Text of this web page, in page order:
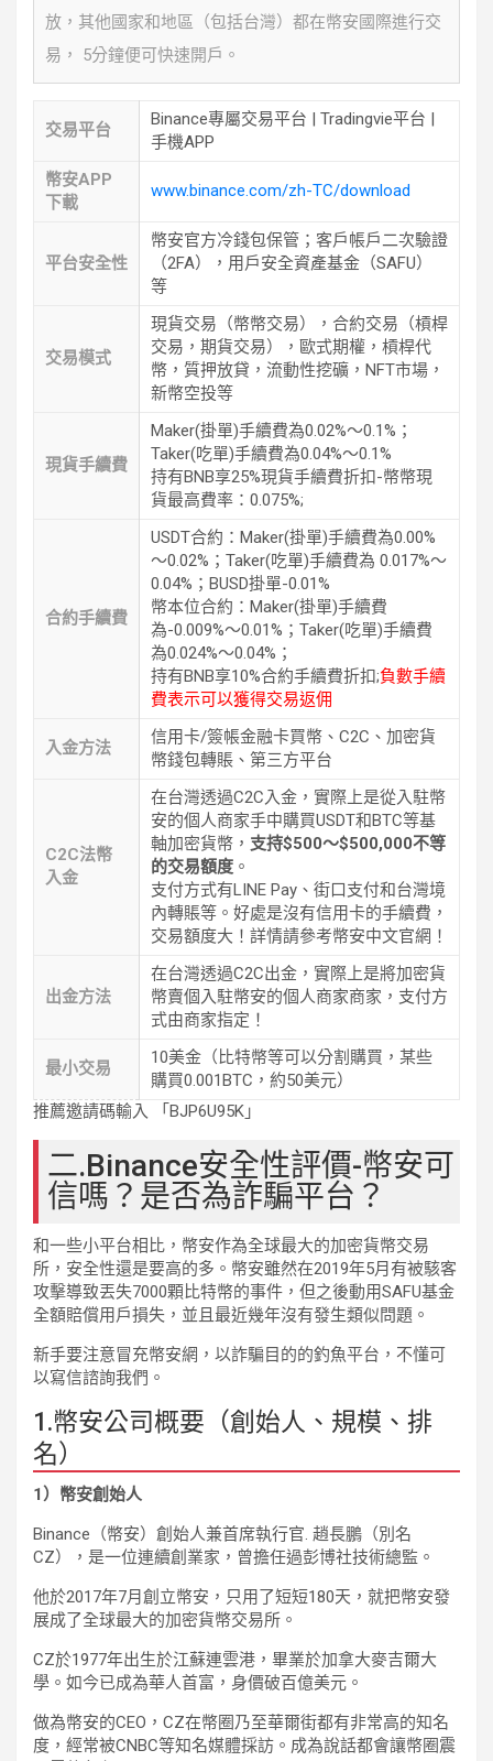
放，其他國家和地區（包括台灣）都在幣安國際進行交
易， 5分鐘便可快速開戶。
交易平台
Binance專屬交易平台 | Tradingvie平台 |
手機APP
幣安APP
下載
www.binance.com/zh-TC/download
平台安全性
幣安官方冷錢包保管；客戶帳戶二次驗證
（2FA），用戶安全資產基金（SAFU）
等
交易模式
現貨交易（幣幣交易），合約交易（槓桿
交易，期貨交易），歐式期權，槓桿代
幣，質押放貸，流動性挖礦，NFT市場，
新幣空投等
現貨手續費
Maker(掛單)手續費為0.02%～0.1%；
Taker(吃單)手續費為0.04%～0.1%
持有BNB享25%現貨手續費折扣-幣幣現
貨最高費率：0.075%;
合約手續費
USDT合約：Maker(掛單)手續費為0.00%
～0.02%；Taker(吃單)手續費為 0.017%～
0.04%；BUSD掛單-0.01%
幣本位合約：Maker(掛單)手續費
為-0.009%～0.01%；Taker(吃單)手續費
為0.024%～0.04%；
持有BNB享10%合約手續費折扣;負數手續
費表示可以獲得交易返佣
入金方法
信用卡/簽帳金融卡買幣、C2C、加密貨
幣錢包轉賬、第三方平台
C2C法幣
入金
在台灣透過C2C入金，實際上是從入駐幣
安的個人商家手中購買USDT和BTC等基
軸加密貨幣， 支持$500～$500,000不等
的交易額度 。
支付方式有LINE Pay、街口支付和台灣境
內轉賬等。好處是沒有信用卡的手續費，
交易額度大！詳情請參考幣安中文官網！
出金方法
在台灣透過C2C出金，實際上是將加密貨
幣賣個入駐幣安的個人商家商家，支付方
式由商家指定！
最小交易
10美金（比特幣等可以分割購買，某些
購買0.001BTC，約50美元）
推薦邀請碼輸入 「BJP6U95K」
二.Binance安全性評價-幣安可
信嗎？是否為詐騙平台？
和一些小平台相比，幣安作為全球最大的加密貨幣交易
所，安全性還是要高的多。幣安雖然在2019年5月有被駭客
攻擊導致丟失7000顆比特幣的事件，但之後動用SAFU基金
全額賠償用戶損失，並且最近幾年沒有發生類似問題。
新手要注意冒充幣安網，以詐騙目的的釣魚平台，不懂可
以寫信諮詢我們。
1.幣安公司概要（創始人、規模、排
名）
1）幣安創始人
Binance（幣安）創始人兼首席執行官. 趙長鵬（別名
CZ），是一位連續創業家，曾擔任過彭博社技術總監。
他於2017年7月創立幣安，只用了短短180天，就把幣安發
展成了全球最大的加密貨幣交易所。
CZ於1977年出生於江蘇連雲港，畢業於加拿大麥吉爾大
學。如今已成為華人首富，身價破百億美元。
做為幣安的CEO，CZ在幣圈乃至華爾街都有非常高的知名
度，經常被CNBC等知名媒體採訪。成為說話都會讓幣圈震